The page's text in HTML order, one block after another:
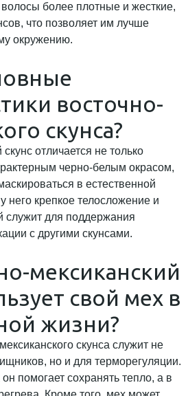
более плотные и жесткие,
что позволяет им лучше
окружению.
восточно-
скунса?
отличается не только
черно-белым окрасом,
в естественной
него крепкое телосложение и
служит для поддержания
с другими скунсами.
мексиканский
свой мех в
жизни?
скунса служит не
но и для терморегуляции.
помогает сохранять тепло, а в